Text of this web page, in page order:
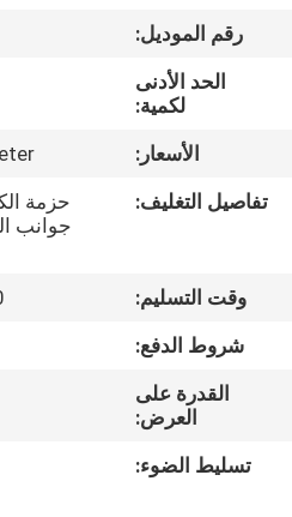
جولة
المعمل
اتصل
أخبار
رقم الموديل:
الحد الأدنى
لكمية:
الأسعار:
تفاصيل التغليف:
جوانب
وقت التسليم:
10
شروط الدفع:
القدرة على
العرض:
تسليط الضوء: